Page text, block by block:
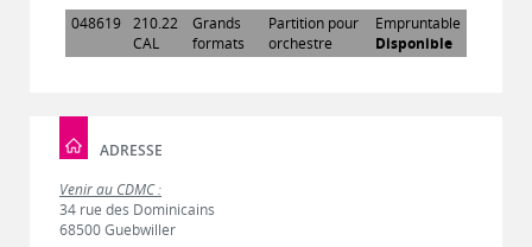
048619 210.22
CAL
Grands
formats
Partition pour
orchestre
Empruntable
Disponible
ADRESSE
Venir au CDMC :
34 rue des Dominicains
68500 Guebwiller